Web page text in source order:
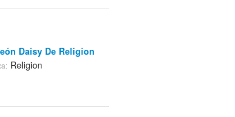
Daisy De Religion
Religion